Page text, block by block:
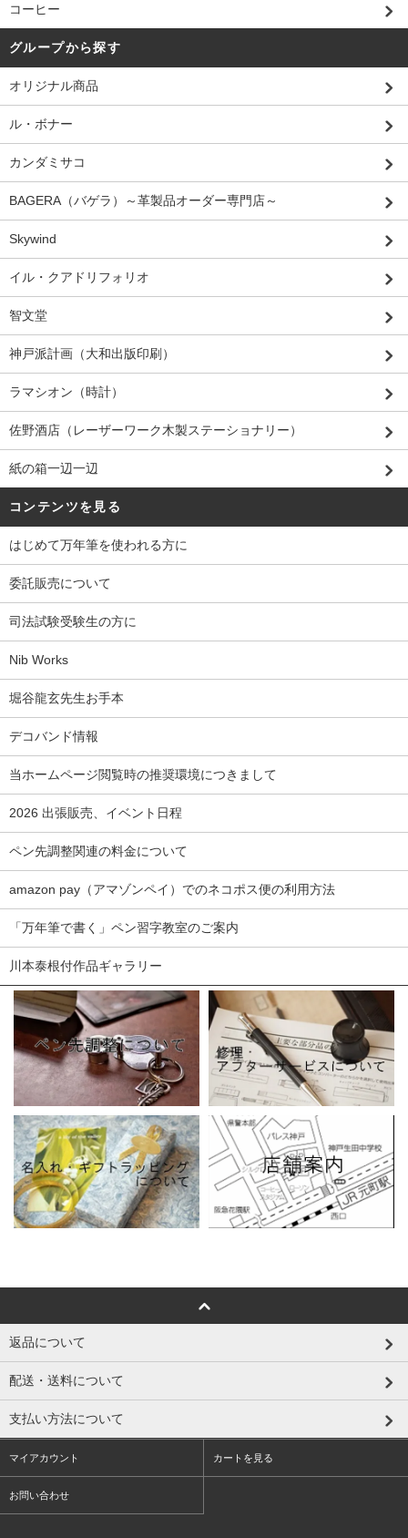
コーヒー
グループから探す
オリジナル商品
ル・ボナー
カンダミサコ
BAGERA（バゲラ）～革製品オーダー専門店～
Skywind
イル・クアドリフォリオ
智文堂
神戸派計画（大和出版印刷）
ラマシオン（時計）
佐野酒店（レーザーワーク木製ステーショナリー）
紙の箱一辺一辺
コンテンツを見る
はじめて万年筆を使われる方に
委託販売について
司法試験受験生の方に
Nib Works
堀谷龍玄先生お手本
デコバンド情報
当ホームページ閲覧時の推奨環境につきまして
2026 出張販売、イベント日程
ペン先調整関連の料金について
amazon pay（アマゾンペイ）でのネコポス便の利用方法
「万年筆で書く」ペン習字教室のご案内
川本泰根付作品ギャラリー
返品について
配送・送料について
支払い方法について
マイアカウント カートを見る
お問い合わせ